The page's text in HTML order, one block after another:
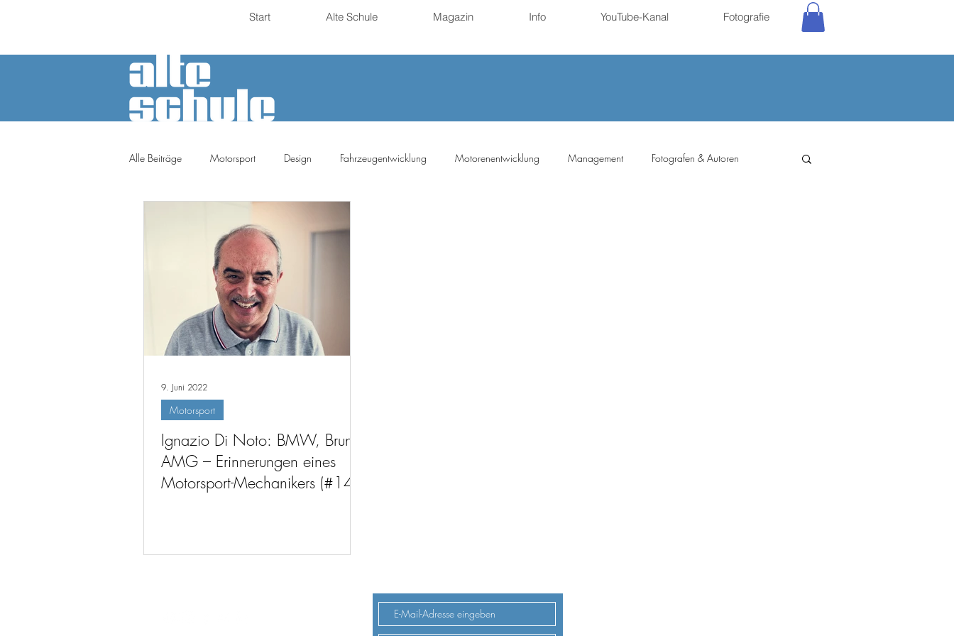
Start Alte Schule Magazin Info YouTube-Kanal Fotografie
Alle Beiträge Motorsport Design Fahrzeugentwicklung Motorenentwicklung Management Fotografen & Autoren
Ignazio Di Noto: BMW, Brun,
AMG – Erinnerungen eines
Motorsport-Mechanikers (#149)
Motorsport
9. Juni 2022